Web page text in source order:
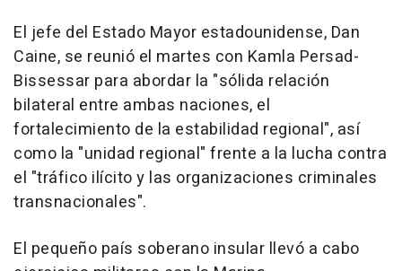
El jefe del Estado Mayor estadounidense, Dan
Caine, se reunió el martes con Kamla Persad-
Bissessar para abordar la "sólida relación
bilateral entre ambas naciones, el
fortalecimiento de la estabilidad regional", así
como la "unidad regional" frente a la lucha contra
el "tráfico ilícito y las organizaciones criminales
transnacionales".
El pequeño país soberano insular llevó a cabo